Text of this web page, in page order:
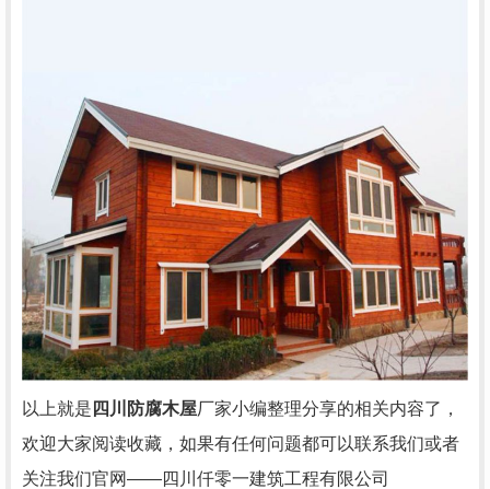
以上就是 四川防腐木屋厂家小编整理分享的相关内容了，
欢迎大家阅读收藏，如果有任何问题都可以联系我们或者
关注我们官网——四川仟零一建筑工程有限公司